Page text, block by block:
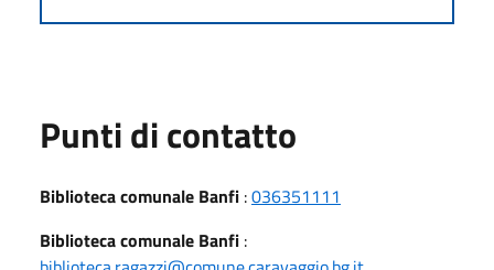
Punti di contatto
Biblioteca comunale Banfi :036351111
Biblioteca comunale Banfi :